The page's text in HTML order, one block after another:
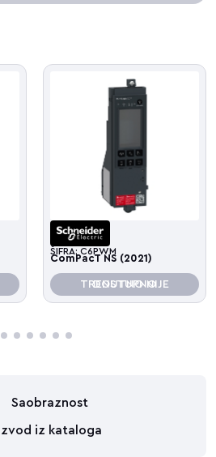
ŠIFRA: C6PWM
ComPacT NS (2021)
TRENUTNO NIJE DOSTUPNO
14 15 16
Saobraznost
Izvod iz kataloga